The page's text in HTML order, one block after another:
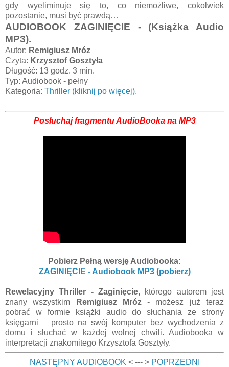
gdy wyeliminuje się to, co niemożliwe, cokolwiek
pozostanie, musi być prawdą…
AUDIOBOOK ZAGINIĘCIE - (Książka Audio
MP3).
Autor: Remigiusz Mróz
Czyta: Krzysztof Gosztyła
Długość: 13 godz. 3 min.
Typ: Audiobook - pełny
Kategoria: Thriller (kliknij po więcej).
Posłuchaj fragmentu AudioBooka na MP3
Pobierz Pełną wersję Audiobooka:
ZAGINIĘCIE - Audiobook MP3 (pobierz)
Rewelacyjny Thriller - Zaginięcie, którego autorem jest
znany wszystkim Remigiusz Mróz- możesz już teraz
pobrać w formie książki audio do słuchania ze strony
księgarni prosto na swój komputer bez wychodzenia z
domu i słuchać w każdej wolnej chwili. Audiobooka w
interpretacji znakomitego Krzysztofa Gosztyły.
NASTĘPNY AUDIOBOOK < --- > POPRZEDNI